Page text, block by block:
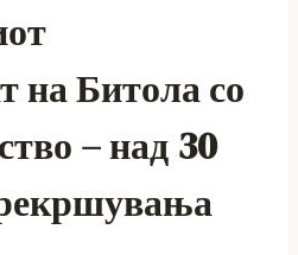
на Битола со
– над 30